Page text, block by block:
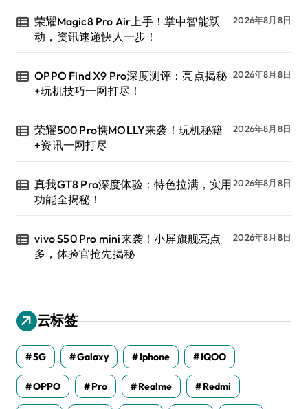
荣耀Magic8 Pro Air上手！掌中智能跃
动，资讯速递快人一步！
2026年8月8日
OPPO Find X9 Pro深度测评：亮点揭秘
+玩机技巧一网打尽！
2026年8月8日
荣耀500 Pro携MOLLY来袭！玩机秘籍
+资讯一网打尽
2026年8月8日
真我GT8 Pro深度体验：特色拉满，实用
功能全揭秘！
2026年8月8日
vivo S50 Pro mini来袭！小屏旗舰亮点
多，体验官抢先揭秘
2026年8月8日
云标签
5G Galaxy Iphone IQOO
OPPO Pro Realme Redmi